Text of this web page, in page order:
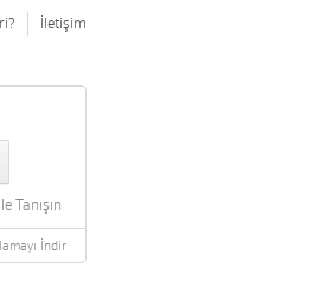
İletişim
Tanışın
İndir